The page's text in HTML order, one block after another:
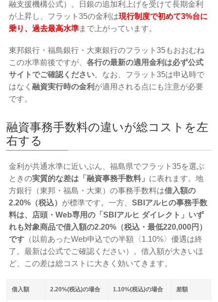
融支援機構公式）。日銀の追加利上げを受けて長期金利
が上昇し、フラット35の金利は現行制度で初めて3%台に
乗り、過去最高水準まで上がっています。
東邦銀行・福島銀行・大東銀行のフラット35もおおむね
この水準前後ですが、各行の最新の適用金利は必ず公式
サイトでご確認ください。なお、フラット35は申込時で
はなく融資実行時の金利 が適用される点にも注意が必要
です。
融資事務手数料の違いが総コストを左
右する
金利が共通水準に近いぶん、福島県でフラット35を選ぶ
ときの実質的な差は「融資事務手数料」 に表れます。地
方銀行（東邦・福島・大東）の事務手数料は借入額の
2.20%（税込） が標準です。一方、SBIアルヒの事務手数
料は、店頭・Web専用の「SBIアルヒ ダイレクト」いず
れも対象商品で借入額の2.20%（税込・最低220,000円）
です （以前あったWeb申込での半額〈1.10%〉優遇は終
了。最新は公式でご確認ください）。借入額が大きいほ
ど、この差は総コストに大きく効いてきます。
借入額 2.20%(税込)の場合 1.10%(税込)の場合 差額